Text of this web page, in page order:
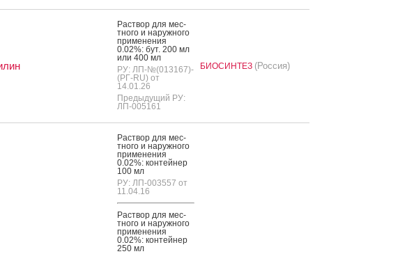
Рас­твор для мес­
тно­го и на­руж­но­го
при­мене­ния
0.02%: бут. 200 мл
или 400 мл
РУ: ЛП-№(013167)-
(РГ-RU) от
14.01.26
Предыдущий РУ:
ЛП-005161
БИОСИНТЕЗ (Россия)
Рас­твор для мес­
тно­го и на­руж­но­го
при­мене­ния
0.02%: кон­тей­нер
100 мл
РУ: ЛП-003557 от
11.04.16
Рас­твор для мес­
тно­го и на­руж­но­го
при­мене­ния
0.02%: кон­тей­нер
250 мл